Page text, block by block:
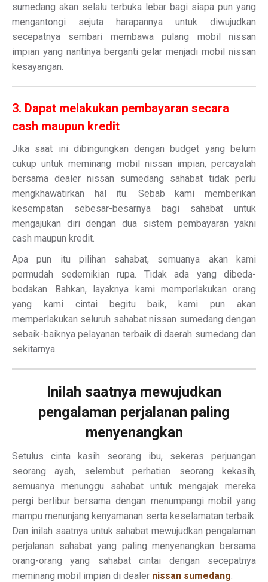
sumedang akan selalu terbuka lebar bagi siapa pun yang
mengantongi sejuta harapannya untuk diwujudkan
secepatnya sembari membawa pulang mobil nissan
impian yang nantinya berganti gelar menjadi mobil nissan
kesayangan.
3. Dapat melakukan pembayaran secara
cash maupun kredit
Jika saat ini dibingungkan dengan budget yang belum
cukup untuk meminang mobil nissan impian, percayalah
bersama dealer nissan sumedang sahabat tidak perlu
mengkhawatirkan hal itu. Sebab kami memberikan
kesempatan sebesar-besarnya bagi sahabat untuk
mengajukan diri dengan dua sistem pembayaran yakni
cash maupun kredit.
Apa pun itu pilihan sahabat, semuanya akan kami
permudah sedemikian rupa. Tidak ada yang dibeda-
bedakan. Bahkan, layaknya kami memperlakukan orang
yang kami cintai begitu baik, kami pun akan
memperlakukan seluruh sahabat nissan sumedang dengan
sebaik-baiknya pelayanan terbaik di daerah sumedang dan
sekitarnya.
Inilah saatnya mewujudkan
pengalaman perjalanan paling
menyenangkan
Setulus cinta kasih seorang ibu, sekeras perjuangan
seorang ayah, selembut perhatian seorang kekasih,
semuanya menunggu sahabat untuk mengajak mereka
pergi berlibur bersama dengan menumpangi mobil yang
mampu menunjang kenyamanan serta keselamatan terbaik.
Dan inilah saatnya untuk sahabat mewujudkan pengalaman
perjalanan sahabat yang paling menyenangkan bersama
orang-orang yang sahabat cintai dengan secepatnya
meminang mobil impian di dealer nissan sumedang